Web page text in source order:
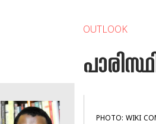
OUTLOOK
PHOTO: WIKI